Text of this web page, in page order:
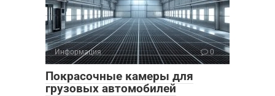
Информация 0
Покрасочные камеры для
грузовых автомобилей